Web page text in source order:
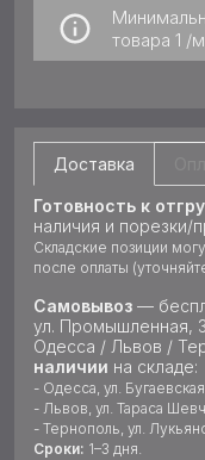
товара 1 /
Доставка
Готовность к
наличия и порезки/
Складские позиции
после оплаты
Самовывоз —
ул. Промышленная,
Одесса / Львов /
наличии на складе:
- Одесса, ул.
- Львов, ул. Тараса
- Тернополь, ул.
Сроки: 1–3 дня.